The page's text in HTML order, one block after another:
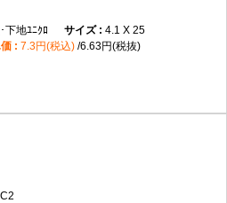
下地ﾕﾆｸﾛ
4.1 X 25
7.3円(税込) 6.63円(税抜)